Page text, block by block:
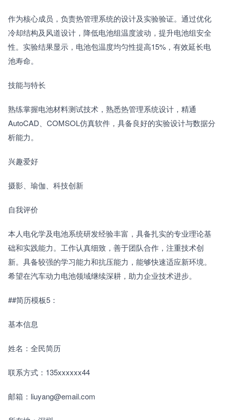
作为核心成员，负责热管理系统的设计及实验验证。通过优化
冷却结构及风道设计，降低电池组温度波动，提升电池组安全
性。实验结果显示，电池包温度均匀性提高15%，有效延长电
池寿命。
技能与特长
熟练掌握电池材料测试技术，熟悉热管理系统设计，精通
AutoCAD、COMSOL仿真软件，具备良好的实验设计与数据分
析能力。
兴趣爱好
摄影、瑜伽、科技创新
自我评价
本人电化学及电池系统研发经验丰富，具备扎实的专业理论基
础和实践能力。工作认真细致，善于团队合作，注重技术创
新。具备较强的学习能力和抗压能力，能够快速适应新环境。
希望在汽车动力电池领域继续深耕，助力企业技术进步。
##简历模板5：
基本信息
姓名：全民简历
联系方式：135xxxxxx44
邮箱：liuyang@email.com